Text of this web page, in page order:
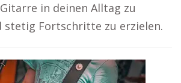
in deinen Alltag zu
stetig Fortschritte zu erzielen.